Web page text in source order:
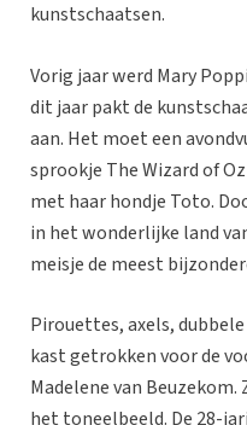
kunstschaatsen.
Vorig jaar werd Mary
dit jaar pakt de
aan. Het moet een
sprookje The Wizard of
met haar hondje Toto.
in het wonderlijke land
meisje de meest
Pirouettes, axels,
kast getrokken voor de
Madelene van
het toneelbeeld. De 28-